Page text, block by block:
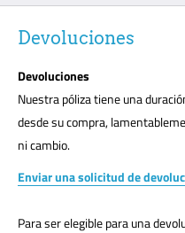
acera; esta es una práctica de
transportistas. Los clientes
su paquete a la puerta principal
FedEx. Marque todos los
sospechado en el conocimiento
ninguna devolución ni realizar
conocimiento de embarque. El
**Nota: su pedido puede
Devoluciones
Devoluciones
Nuestra póliza tiene una
desde su compra,
ni cambio.
Enviar una solicitud de
Para ser elegible para una